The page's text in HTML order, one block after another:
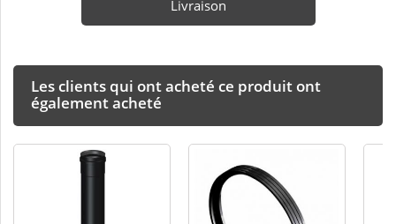
Livraison
Les clients qui ont acheté ce produit ont
également acheté